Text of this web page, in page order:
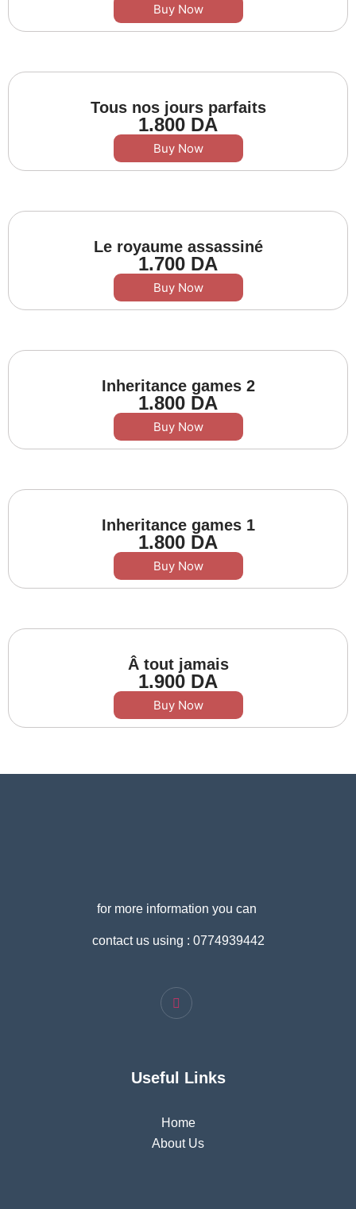
Buy Now
Tous nos jours parfaits
1.800 DA
Buy Now
Le royaume assassiné
1.700 DA
Buy Now
Inheritance games 2
1.800 DA
Buy Now
Inheritance games 1
1.800 DA
Buy Now
Â tout jamais
1.900 DA
Buy Now
for more information you can
contact us using : 0774939442
Useful Links
Home
About Us